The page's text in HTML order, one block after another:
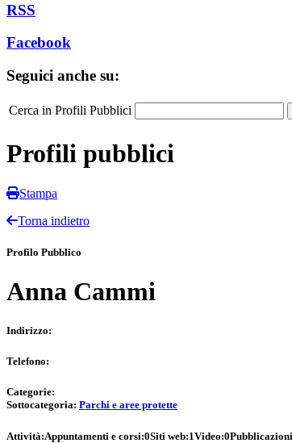
RSS
Facebook
Seguici anche su:
Cerca in Profili Pubblici
Profili pubblici
Stampa
Torna indietro
Profilo Pubblico
Anna Cammi
Indirizzo:
Telefono:
Categorie:
Sottocategoria: Parchi e aree protette
Attività:Appuntamenti e corsi:0Siti web:1Video:0